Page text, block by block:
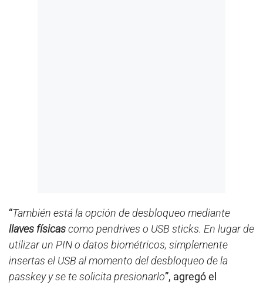
“También está la opción de desbloqueo mediante
llaves físicascomo pendrives o USB sticks. En lugar de
utilizar un PIN o datos biométricos, simplemente
insertas el USB al momento del desbloqueo de la
passkey y se te solicita presionarlo”, agregó el